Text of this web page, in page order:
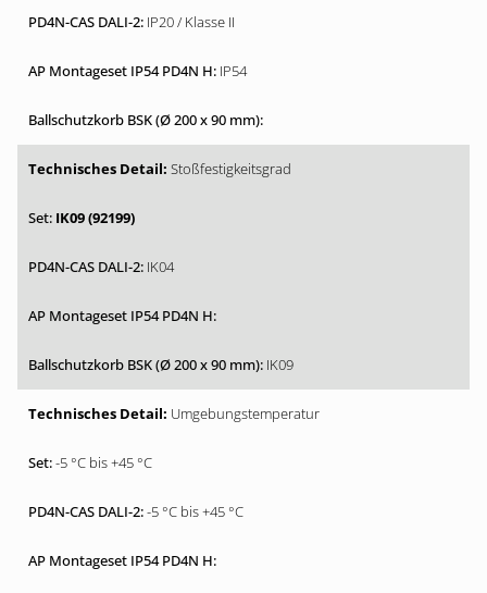
IP20 / Klasse II
IP54
Stoßfestigkeitsgrad
IK09 (92199)
IK04
IK09
Umgebungstemperatur
-5 °C bis +45 °C
-5 °C bis +45 °C